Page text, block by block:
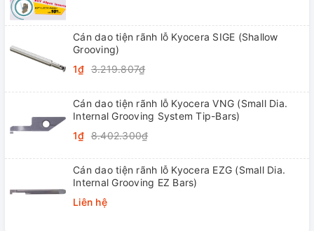
Cán dao tiện rãnh lỗ Kyocera SIGE (Shallow
Grooving)
1₫ 3.219.807₫
Cán dao tiện rãnh lỗ Kyocera VNG (Small Dia.
Internal Grooving System Tip-Bars)
1₫ 8.402.300₫
Cán dao tiện rãnh lỗ Kyocera EZG (Small Dia.
Internal Grooving EZ Bars)
Liên hệ